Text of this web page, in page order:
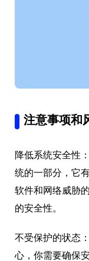
注意事项和
降低系统安全性：
统的一部分，它
软件和网络威胁
的安全性。
不受保护的状态
心，你需要确保